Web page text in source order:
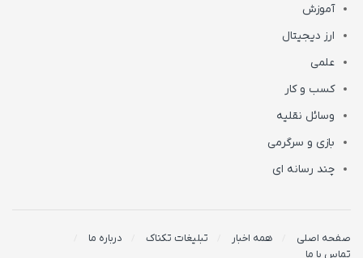
آموزش
ارز دیجیتال
علمی
کسب و کار
وسائل نقلیه
بازی و سرگرمی
چند رسانه ای
صفحه اصلی همه اخبار تبلیغات تکناک
درباره ما
تماس با ما